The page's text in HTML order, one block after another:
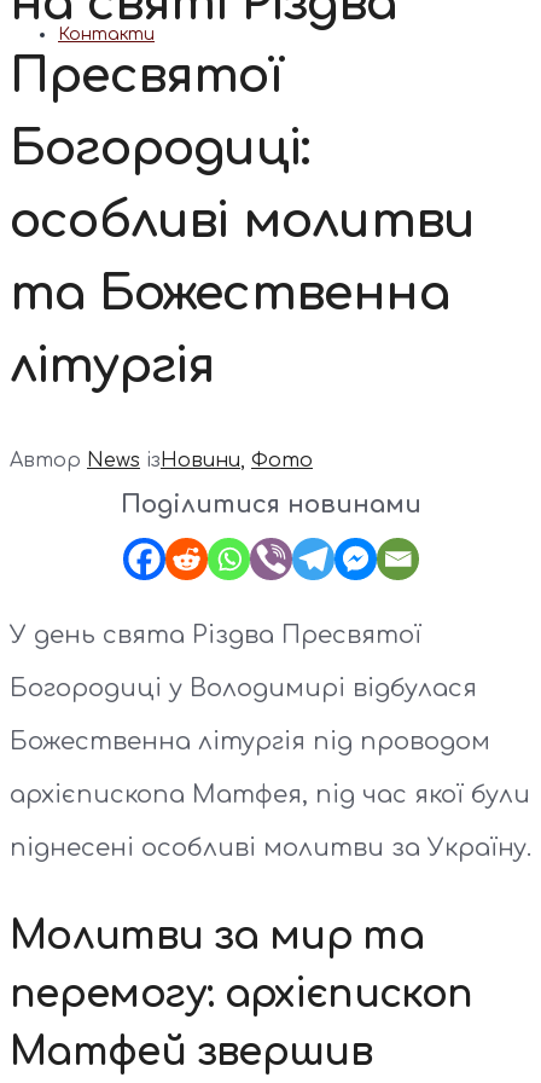
Контакти
Пресвятої
Богородиці:
особливі молитви
та Божественна
літургія
Автор News ізНовини, Фото
Поділитися новинами
У день свята Різдва Пресвятої
Богородиці у Володимирі відбулася
Божественна літургія під проводом
архієпископа Матфея, під час якої були
піднесені особливі молитви за Україну.
Молитви за мир та
перемогу: архієпископ
Матфей звершив